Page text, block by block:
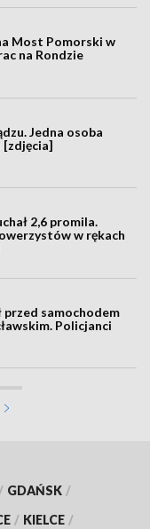
Most Pomorski w
na Rondzie
Jedna osoba
[zdjęcia]
2,6 promila.
w rękach
samochodem
Policjanci
/ GDAŃSK /
/ KIELCE /